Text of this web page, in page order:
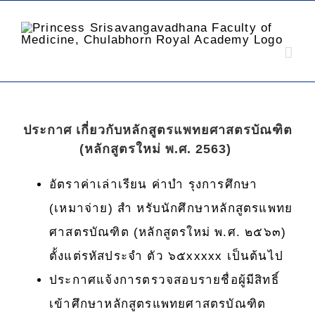
ประกาศ เกี่ยวกับหลักสูตรแพทยศาสตรบัณฑิต
(หลักสูตรใหม่ พ.ศ. 2563)
อัตราค่าเล่าเรียน ค่าบำ รุงการศึกษา
(เหมาจ่าย) สำ หรับนักศึกษาหลักสูตรแพทย
ศาสตรบัณฑิต (หลักสูตรใหม่ พ.ศ. ๒๕๖๓)
ตั้งแต่รหัสประจำ ตัว ๖๕xxxxx เป็นต้นไป
ประกาศแจ้งการตรวจสอบรายชื่อผู้มีสิทธิ์
เข้าศึกษาหลักสูตรแพทยศาสตรบัณฑิต